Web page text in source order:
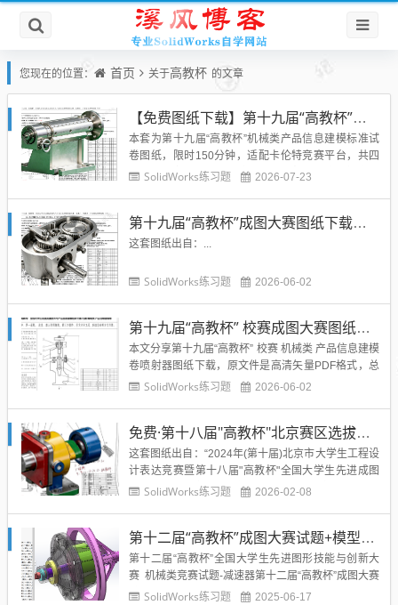
您现在的位置： 首页 关于高教杯 的文章
【免费图纸下载】第十九届“高教杯”全国大学生先进成图大赛A卷螺纹加工台
本套为第十九届“高教杯”机械类产品信息建模标准试
卷图纸，限时150分钟，适配卡伦特竞赛平台，共四
道题型，完整复刻国赛命题、制图规范与文件提交规
格螺纹适配结构，增设法兰盘自主结构设计考点，考
察整机建模、装配...
SolidWorks练习题 2026-07-23
第十九届“高教杯”成图大赛图纸下载（省赛）收割机变速箱+箱体+铣刀图纸
这套图纸出自：...
SolidWorks练习题 2026-06-02
第十九届“高教杯” 校赛成图大赛图纸下载-喷射器
本文分享第十九届“高教杯” 校赛 机械类 产品信息建模
卷喷射器图纸下载，原文件是高清矢量PDF格式，总
共包含 4 张图纸。...
SolidWorks练习题 2026-06-02
免费·第十八届"高教杯"北京赛区选拔赛叶片泵图纸
这套图纸出自：“2024年(第十届)北京市大学生工程设
计表达竞赛暨第十八届"高教杯"全国大学生先进成图
技术与产品信息建模创新大赛北京赛区选拔赛 职业院
SolidWorks练习题 2026-02-08
第十二届“高教杯”成图大赛试题+模型答案免费下载
第十二届“高教杯”全国大学生先进图形技能与创新大
赛 机械类竞赛试题-减速器第十二届“高教杯”成图大赛
试题+模型答案免费下载地址：点击下载...
SolidWorks练习题 2025-06-17